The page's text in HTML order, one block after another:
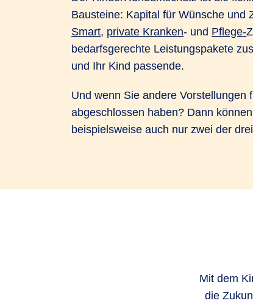
Bausteine: Kapital für Wünsche und
Smart, private Kranken- und Pflege-
bedarfsgerechte Leistungspakete
und Ihr Kind passende.
Und wenn Sie andere
abgeschlossen haben? Dann
beispielsweise auch nur zwei der
Mit dem
die